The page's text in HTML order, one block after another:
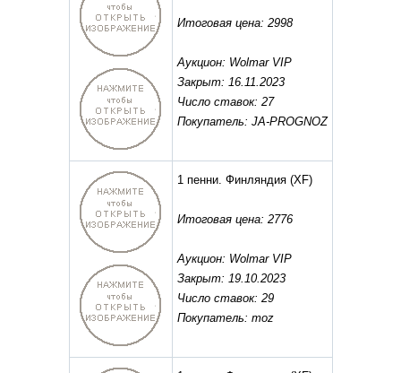
Итоговая цена: 2998
Аукцион: Wolmar VIP
Закрыт: 16.11.2023
Число ставок: 27
Покупатель: JA-PROGNOZ
1 пенни. Финляндия(XF)
Итоговая цена: 2776
Аукцион: Wolmar VIP
Закрыт: 19.10.2023
Число ставок: 29
Покупатель: moz